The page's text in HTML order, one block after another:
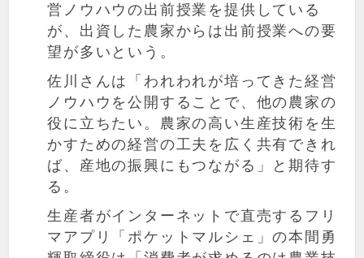
営ノウハウの出前授業を提供している
が、出資した農家からは出前授業への要
望が多いという。
佐川さんは「われわれが培ってきた経営
ノウハウを公開することで、他の農家の
役に立ちたい。農家の高い生産技術を生
かすための経営の工夫を広く共有できれ
ば、産地の振興にもつながる」と期待す
る。
生産者がインターネットで直売するフリ
マアプリ「ポケットマルシェ」の本間勇